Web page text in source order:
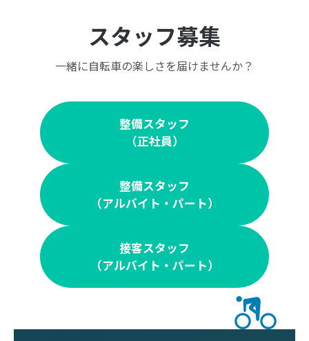
スタッフ募集
一緒に自転車の楽しさを届けませんか？
整備スタッフ
（正社員）
整備スタッフ
（アルバイト・パート）
接客スタッフ
（アルバイト・パート）